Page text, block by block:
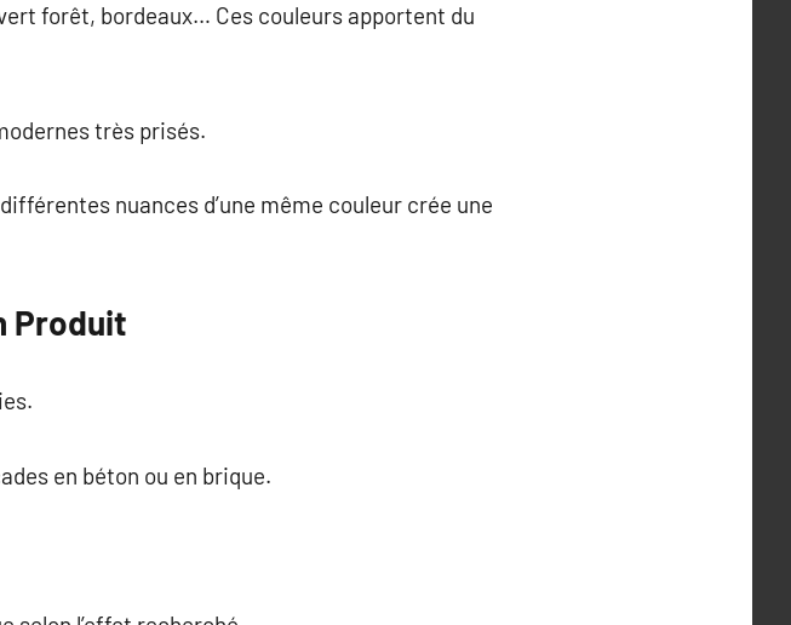
forêt, bordeaux… Ces couleurs apportent du
très prisés.
nuances d’une même couleur crée une
Produit
en béton ou en brique.